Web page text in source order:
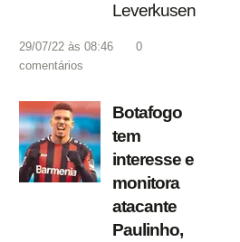
Leverkusen
29/07/22 às 08:46
0
comentários
Botafogo
tem
interesse e
monitora
atacante
Paulinho,